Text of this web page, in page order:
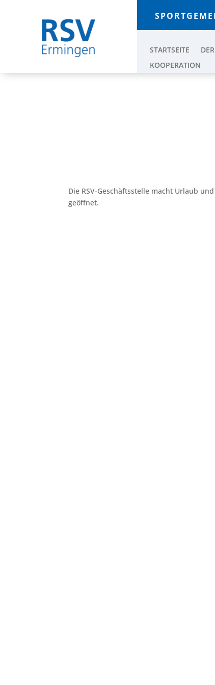
STARTSEITE
KOOPERATION
Die RSV-Geschäftsstelle macht Urlaub
geöffnet.